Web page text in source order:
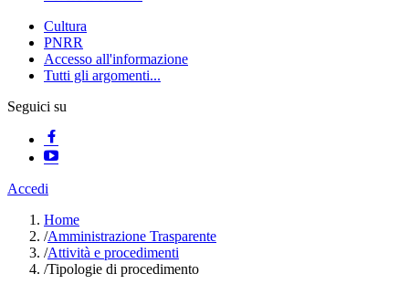
Cultura
PNRR
Accesso all'informazione
Tutti gli argomenti...
Seguici su
Accedi
Home
/Amministrazione Trasparente
/Attività e procedimenti
/Tipologie di procedimento